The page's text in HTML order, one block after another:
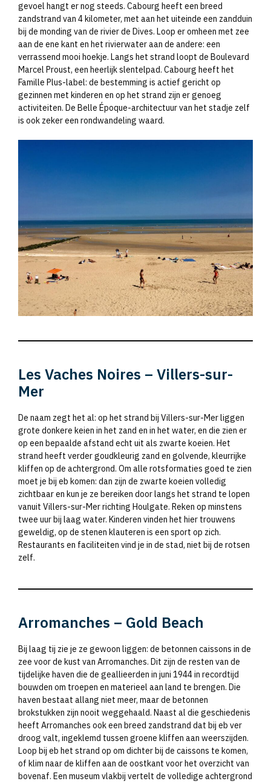
gevoel hangt er nog steeds. Cabourg heeft een breed
zandstrand van 4 kilometer, met aan het uiteinde een zandduin
bij de monding van de rivier de Dives. Loop er omheen met zee
aan de ene kant en het rivierwater aan de andere: een
verrassend mooi hoekje. Langs het strand loopt de Boulevard
Marcel Proust, een heerlijk slentelpad. Cabourg heeft het
Famille Plus-label: de bestemming is actief gericht op
gezinnen met kinderen en op het strand zijn er genoeg
activiteiten. De Belle Époque-architectuur van het stadje zelf
is ook zeker een rondwandeling waard.
Les Vaches Noires – Villers-sur-
Mer
De naam zegt het al: op het strand bij Villers-sur-Mer liggen
grote donkere keien in het zand en in het water, en die zien er
op een bepaalde afstand echt uit als zwarte koeien. Het
strand heeft verder goudkleurig zand en golvende, kleurrijke
kliffen op de achtergrond. Om alle rotsformaties goed te zien
moet je bij eb komen: dan zijn de zwarte koeien volledig
zichtbaar en kun je ze bereiken door langs het strand te lopen
vanuit Villers-sur-Mer richting Houlgate. Reken op minstens
twee uur bij laag water. Kinderen vinden het hier trouwens
geweldig, op de stenen klauteren is een sport op zich.
Restaurants en faciliteiten vind je in de stad, niet bij de rotsen
zelf.
Arromanches – Gold Beach
Bij laag tij zie je ze gewoon liggen: de betonnen caissons in de
zee voor de kust van Arromanches. Dit zijn de resten van de
tijdelijke haven die de geallieerden in juni 1944 in recordtijd
bouwden om troepen en materieel aan land te brengen. Die
haven bestaat allang niet meer, maar de betonnen
brokstukken zijn nooit weggehaald. Naast al die geschiedenis
heeft Arromanches ook een breed zandstrand dat bij eb ver
droog valt, ingeklemd tussen groene kliffen aan weerszijden.
Loop bij eb het strand op om dichter bij de caissons te komen,
of klim naar de kliffen aan de oostkant voor het overzicht van
bovenaf. Een museum vlakbij vertelt de volledige achtergrond